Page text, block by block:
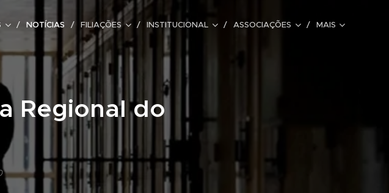
NOTÍCIAS FILIAÇÕES INSTITUCIONAL ASSOCIAÇÕES MAIS
Regional do